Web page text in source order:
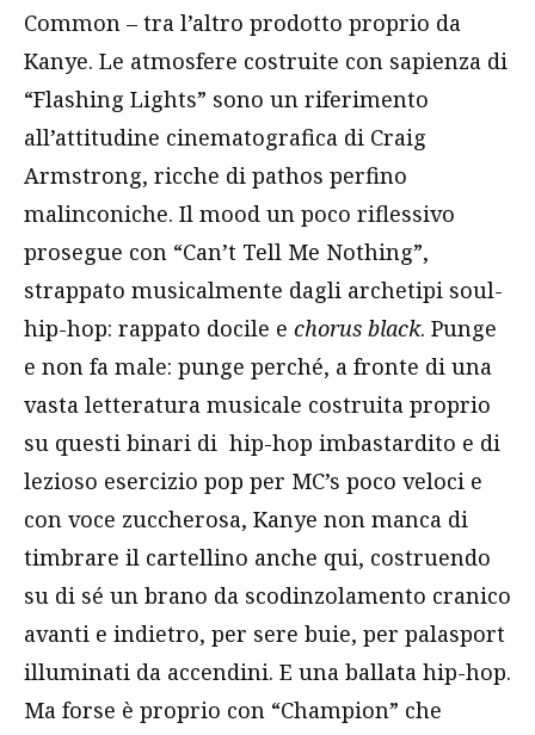
Common – tra l’altro prodotto proprio da
Kanye. Le atmosfere costruite con sapienza di
“Flashing Lights” sono un riferimento
all’attitudine cinematografica di Craig
Armstrong, ricche di pathos perfino
malinconiche. Il mood un poco riflessivo
prosegue con “Can’t Tell Me Nothing”,
strappato musicalmente dagli archetipi soul-
hip-hop: rappato docile e chorus black. Punge
e non fa male: punge perché, a fronte di una
vasta letteratura musicale costruita proprio
su questi binari di hip-hop imbastardito e di
lezioso esercizio pop per MC’s poco veloci e
con voce zuccherosa, Kanye non manca di
timbrare il cartellino anche qui, costruendo
su di sé un brano da scodinzolamento cranico
avanti e indietro, per sere buie, per palasport
illuminati da accendini. E una ballata hip-hop.
Ma forse è proprio con “Champion” che